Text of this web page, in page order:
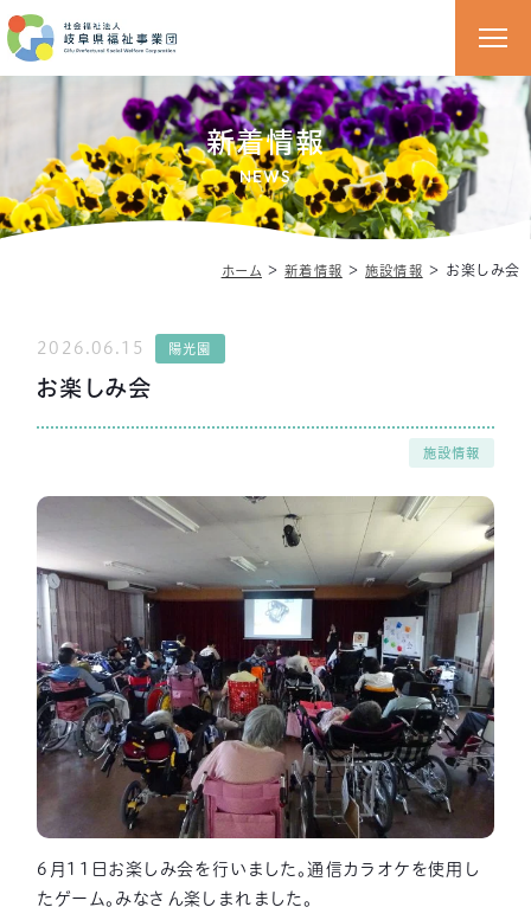
新着情報
NEWS
ホーム ＞新着情報 ＞施設情報 ＞ お楽しみ会
2026.06.15 陽光園
お楽しみ会
施設情報
6月11日お楽しみ会を行いました。通信カラオケを使用し
たゲーム。みなさん楽しまれました。